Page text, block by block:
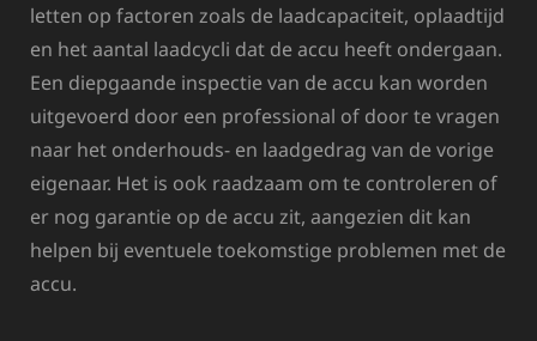
letten op factoren zoals de laadcapaciteit, oplaadtijd
en het aantal laadcycli dat de accu heeft ondergaan.
Een diepgaande inspectie van de accu kan worden
uitgevoerd door een professional of door te vragen
naar het onderhouds- en laadgedrag van de vorige
eigenaar. Het is ook raadzaam om te controleren of
er nog garantie op de accu zit, aangezien dit kan
helpen bij eventuele toekomstige problemen met de
accu.